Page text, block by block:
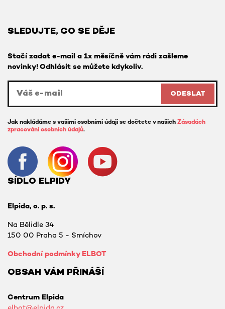
SLEDUJTE, CO SE DĚJE
Stačí zadat e-mail a 1x měsíčně vám rádi zašleme
novinky! Odhlásit se můžete kdykoliv.
ODESLAT
Jak nakládáme s vašimi osobními údaji se dočtete v našich Zásadách
zpracování osobních údajů.
SÍDLO ELPIDY
Elpida, o. p. s.
Na Bělidle 34
150 00 Praha 5 - Smíchov
Obchodní podmínky ELBOT
OBSAH VÁM PŘINÁŠÍ
Centrum Elpida